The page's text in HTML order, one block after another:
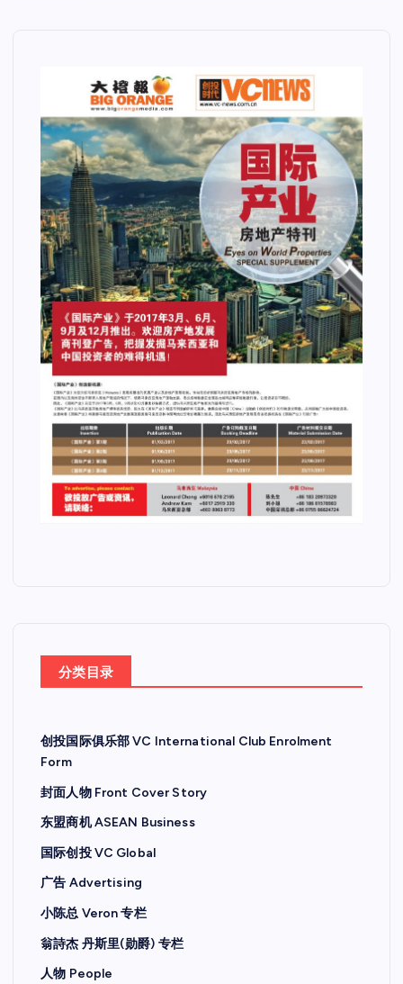
分类目录
创投国际俱乐部 VC International Club Enrolment
Form
封面人物 Front Cover Story
东盟商机 ASEAN Business
国际创投 VC Global
广告 Advertising
小陈总 Veron 专栏
翁詩杰 丹斯里(勋爵) 专栏
人物 People